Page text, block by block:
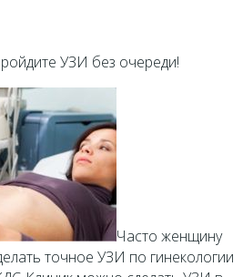
УЗИ без очереди!
Часто женщину
точное УЗИ по гинекологии